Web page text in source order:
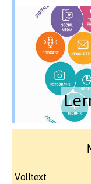
Volltext